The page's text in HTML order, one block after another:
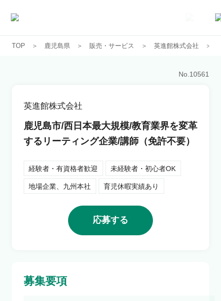
求人一覧
コラム
コンサルタント紹介
利用者の声
TOP 鹿児島県 販売・サービス 英進館株式会社
No.10561
英進館株式会社
鹿児島市/西日本最大規模/教育業界を変革
するリーティング企業/講師（免許不要）
経験者・有資格者歓迎 未経験者・初心者OK
地場企業、九州本社 育児休暇実績あり
応募する
募集要項